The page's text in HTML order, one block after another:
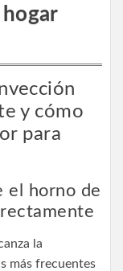
y cómo
para
el horno de
la
más frecuentes